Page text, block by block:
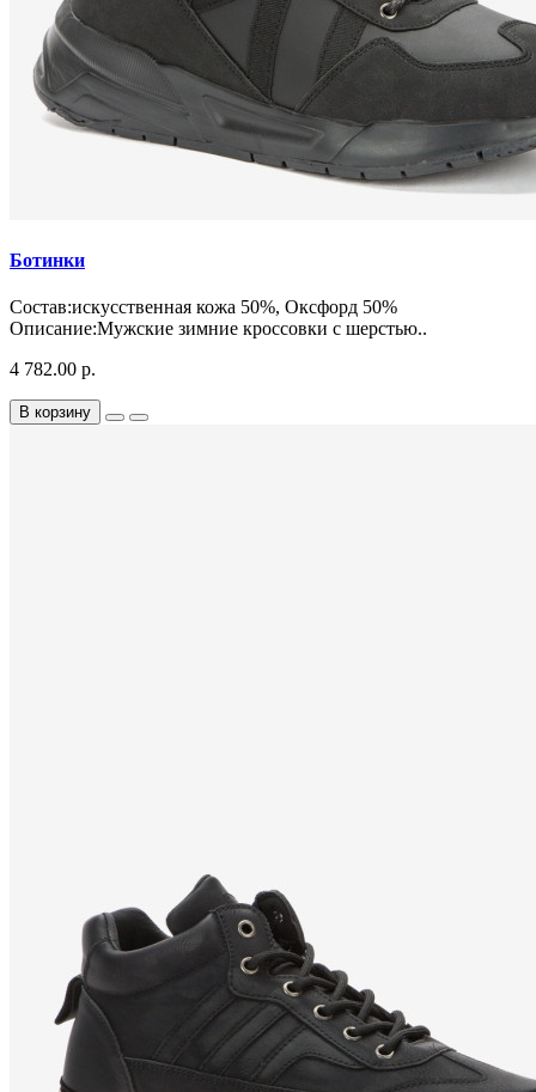
Ботинки
Состав:искусственная кожа 50%, Оксфорд 50%
Описание:Мужские зимние кроссовки с шерстью..
4 782.00 р.
В корзину